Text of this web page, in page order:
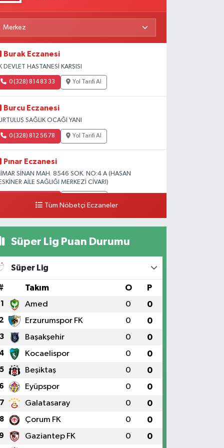
Burak Eczanesi
DEVLET HASTANESİ KARŞISI
0 (328) 814 83 33 Yol Tarifi Al
Burcu Eczanesi
SAĞLIK OCAĞI YANI
0 (328) 812 56 78 Yol Tarifi Al
Pınar Eczanesi
SİNAN MAH. 8546 SOK. NO:4 A (HASAN
AİLE SAĞLIĞI MERKEZİ CİVARI)
Tüm Nöbetçi Eczaneler
Süper Lig Puan Durumu
Süper Lig
Takım O P
1 Amed 0 0
2 Erzurumspor FK 0 0
3 Başakşehir 0 0
4 Kocaelispor 0 0
5 Beşiktaş 0 0
6 Eyüpspor 0 0
7 Galatasaray 0 0
8 Çorum FK 0 0
9 Gaziantep FK 0 0